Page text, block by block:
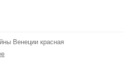
Венеции красная